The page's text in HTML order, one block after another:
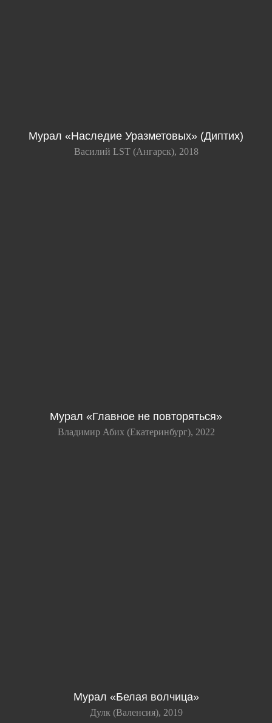
Мурал «Наследие Уразметовых» (Диптих)
Василий LST (Ангарск), 2018
Мурал «Главное не повторяться»
Владимир Абих (Екатеринбург), 2022
Мурал «Белая волчица»
Дулк (Валенсия), 2019